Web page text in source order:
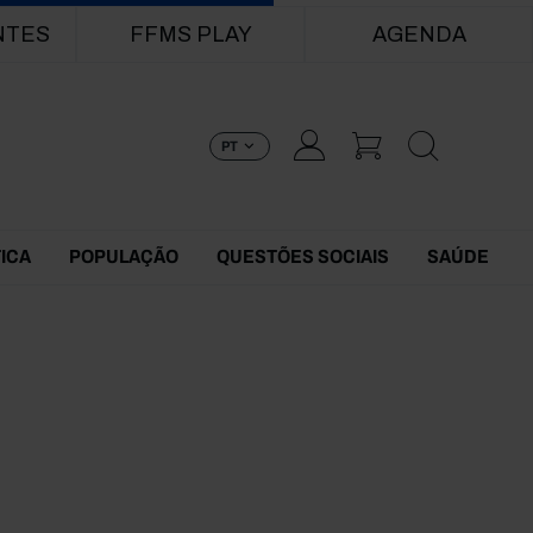
FFMS PLAY AGENDA
PT
POPULAÇÃO QUESTÕES SOCIAIS SAÚDE